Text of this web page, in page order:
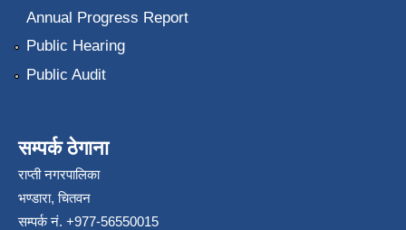
Annual Progress Report
Public Hearing
Public Audit
सम्पर्क ठेगाना
राप्ती नगरपालिका
भण्डारा, चितवन
सम्पर्क नं. +977-56550015